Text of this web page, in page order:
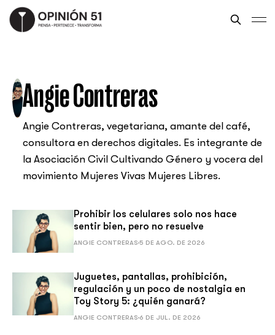
Angie Contreras
Angie Contreras, vegetariana, amante del café,
consultora en derechos digitales. Es integrante de
la Asociación Civil Cultivando Género y vocera del
movimiento Mujeres Vivas Mujeres Libres.
Prohibir los celulares solo nos hace
sentir bien, pero no resuelve
ANGIE CONTRERAS 5 DE AGO. DE 2026
Juguetes, pantallas, prohibición,
regulación y un poco de nostalgia en
Toy Story 5: ¿quién ganará?
ANGIE CONTRERAS 6 DE JUL. DE 2026